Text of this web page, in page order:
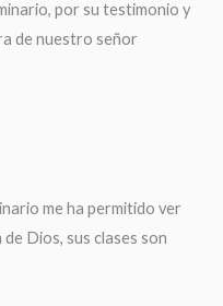
por su testimonio y
de nuestro señor
me ha permitido ver
Dios, sus clases son